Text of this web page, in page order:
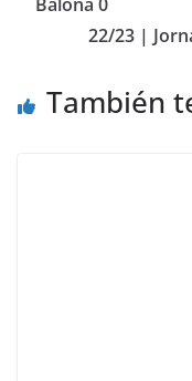
22/23 |
También